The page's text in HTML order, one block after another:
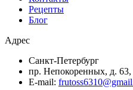
Рецепты
Блог
Адрес
Санкт-Петербург
пр. Непокоренных, д. 63,
E-mail: